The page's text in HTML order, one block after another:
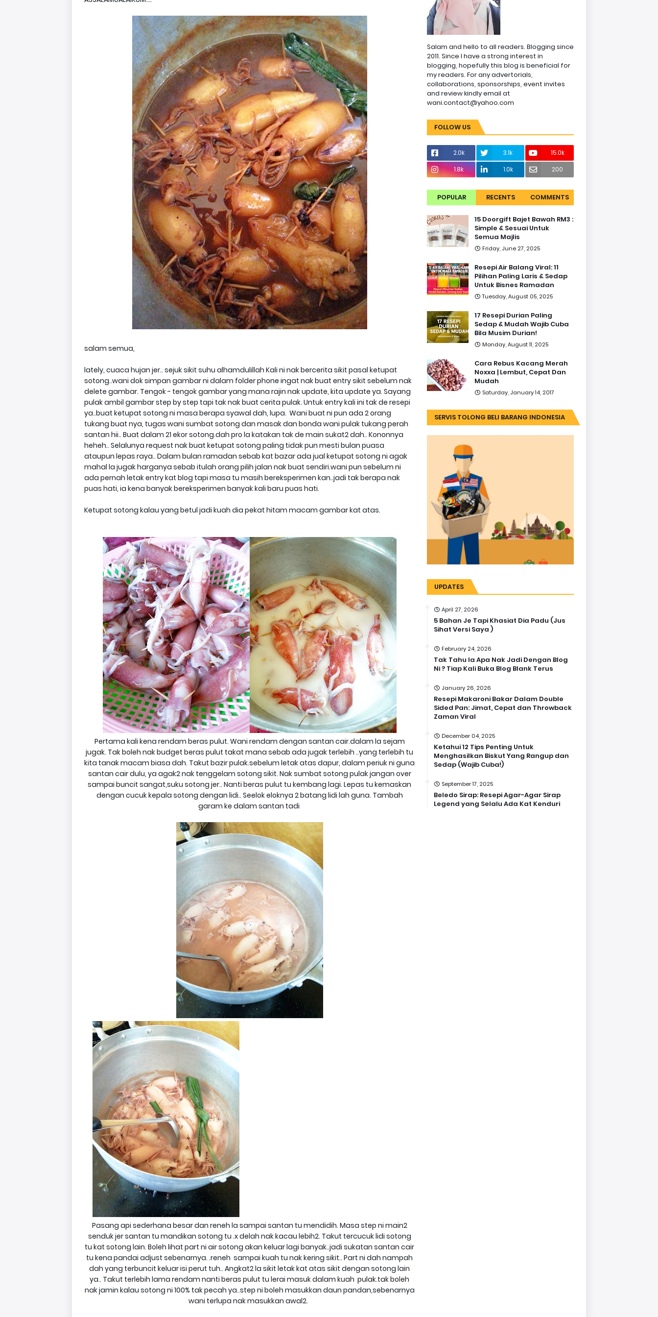
salam semua,
lately, cuaca hujan jer.. sejuk sikit suhu alhamdulillah Kali ni nak bercerita sikit pasal ketupat
sotong..wani dok simpan gambar ni dalam folder phone ingat nak buat entry sikit sebelum nak
delete gambar. Tengok - tengok gambar yang mana rajin nak update, kita update ya. Sayang
pulak ambil gambar step by step tapi tak nak buat cerita pulak. Untuk entry kali ini tak de resepi
ya..buat ketupat sotong ni masa berapa syawal dah, lupa. Wani buat ni pun ada 2 orang
tukang buat nya, tugas wani sumbat sotong dan masak dan bonda wani pulak tukang perah
santan hii.. Buat dalam 21 ekor sotong.dah pro la katakan tak de main sukat2 dah.. Kononnya
heheh.. Selalunya request nak buat ketupat sotong paling tidak pun mesti bulan puasa
ataupun lepas raya.. Dalam bulan ramadan sebab kat bazar ada jual ketupat sotong ni agak
mahal la jugak harganya sebab itulah orang pilih jalan nak buat sendiri.wani pun sebelum ni
ada pernah letak entry kat blog tapi masa tu masih bereksperimen kan..jadi tak berapa nak
puas hati, ia kena banyak bereksperimen banyak kali baru puas hati.
Ketupat sotong kalau yang betul jadi kuah dia pekat hitam macam gambar kat atas.
Pertama kali kena rendam beras pulut. Wani rendam dengan santan cair.dalam la sejam
jugak. Tak boleh nak budget beras pulut takat mana sebab ada jugak terlebih ..yang terlebih tu
kita tanak macam biasa dah. Takut bazir pulak.sebelum letak atas dapur, dalam periuk ni guna
santan cair dulu, ya agak2 nak tenggelam sotong sikit. Nak sumbat sotong pulak jangan over
sampai buncit sangat,suku sotong jer.. Nanti beras pulut tu kembang lagi. Lepas tu kemaskan
dengan cucuk kepala sotong dengan lidi.. Seelok eloknya 2 batang lidi lah guna. Tambah
garam ke dalam santan tadi
Pasang api sederhana besar dan reneh la sampai santan tu mendidih. Masa step ni main2
senduk jer santan tu mandikan sotong tu .x delah nak kacau lebih2. Takut tercucuk lidi sotong
tu kat sotong lain. Boleh lihat part ni air sotong akan keluar lagi banyak..jadi sukatan santan cair
tu kena pandai adjust sebenarnya. .reneh sampai kuah tu nak kering sikit.. Part ni dah nampah
dah yang terbuncit keluar isi perut tuh.. Angkat2 la sikit letak kat atas sikit dengan sotong lain
ya.. Takut terlebih lama rendam nanti beras pulut tu lerai masuk dalam kuah pulak.tak boleh
nak jamin kalau sotong ni 100% tak pecah ya..step ni boleh masukkan daun pandan,sebenarnya
wani terlupa nak masukkan awal2.
Salam and hello to all readers. Blogging since
2011. Since I have a strong interest in
blogging, hopefully this blog is beneficial for
my readers. For any advertorials,
collaborations, sponsorships, event invites
and review kindly email at
wani.contact@yahoo.com
FOLLOW US
2.0k 3.1k
15.0k
1.8k
1.0k 200
POPULAR RECENTS COMMENTS
15 Doorgift Bajet Bawah RM3 :
Simple & Sesuai Untuk
Semua Majlis
Friday, June 27, 2025
Resepi Air Balang Viral: 11
Pilihan Paling Laris & Sedap
Untuk Bisnes Ramadan
Tuesday, August 05, 2025
17 Resepi Durian Paling
Sedap & Mudah Wajib Cuba
Bila Musim Durian!
Monday, August 11, 2025
Cara Rebus Kacang Merah
Noxxa | Lembut, Cepat Dan
Mudah
Saturday, January 14, 2017
SERVIS TOLONG BELI BARANG INDONESIA
UPDATES
April 27, 2026
5 Bahan Je Tapi Khasiat Dia Padu (Jus
Sihat Versi Saya )
February 24, 2026
Tak Tahu la Apa Nak Jadi Dengan Blog
Ni ? Tiap Kali Buka Blog Blank Terus
January 26, 2026
Resepi Makaroni Bakar Dalam Double
Sided Pan: Jimat, Cepat dan Throwback
Zaman Viral
December 04, 2025
Ketahui 12 Tips Penting Untuk
Menghasilkan Biskut Yang Rangup dan
Sedap (Wajib Cuba!)
September 17, 2025
Beledo Sirap: Resepi Agar-Agar Sirap
Legend yang Selalu Ada Kat Kenduri